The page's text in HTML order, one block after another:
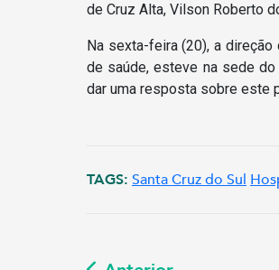
de Cruz Alta, Vilson Roberto
Na sexta-feira (20), a
de saúde, esteve na sede
dar uma resposta sobre este
TAGS: Santa Cruz do Sul